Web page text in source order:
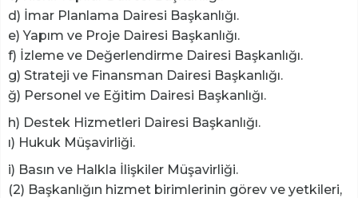
d) İmar Planlama Dairesi Başkanlığı.
e) Yapım ve Proje Dairesi Başkanlığı.
f) İzleme ve Değerlendirme Dairesi Başkanlığı.
g) Strateji ve Finansman Dairesi Başkanlığı.
ğ) Personel ve Eğitim Dairesi Başkanlığı.
h) Destek Hizmetleri Dairesi Başkanlığı.
ı) Hukuk Müşavirliği.
i) Basın ve Halkla İlişkiler Müşavirliği.
(2) Başkanlığın hizmet birimlerinin görev ve yetkileri,